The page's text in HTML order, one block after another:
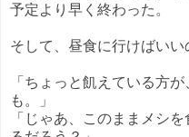
予定より早く終わった。
そして、昼食に行けばいい
「ちょっと飢えている方
も。」
「じゃあ、このままメシ